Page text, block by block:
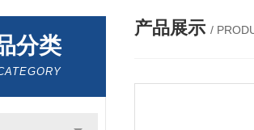
分类
产品展示 /